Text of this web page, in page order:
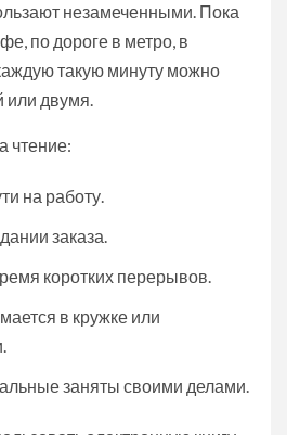
незамеченными. Пока
по дороге в метро, в
такую минуту можно
или двумя.
чтение:
на работу.
заказа.
коротких перерывов.
в кружке или
заняты своими делами.